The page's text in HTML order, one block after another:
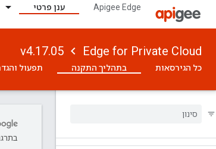
Apigee Edge ענן פרטי
Edge for Private Cloud
v4.17.05
כל הגירסאות בתהליך התקנה תפעול